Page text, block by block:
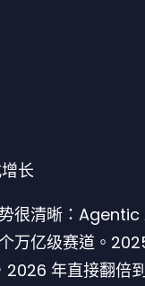
长
很清晰：Agentic
万亿级赛道。
年直接翻倍